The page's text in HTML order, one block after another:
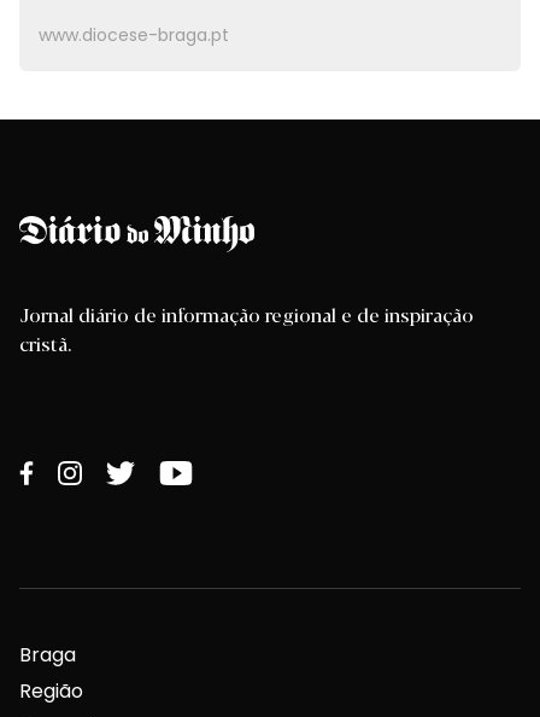
www.diocese-braga.pt
Jornal diário de informação regional e de inspiração
cristã.
Braga
Região